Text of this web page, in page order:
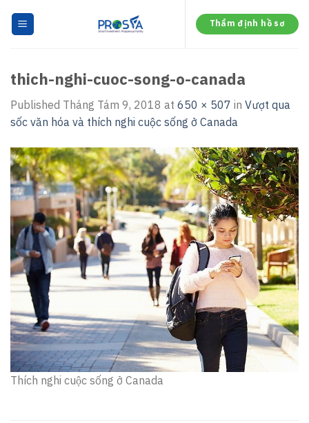
Thẩm định hồ sơ
thich-nghi-cuoc-song-o-canada
Published Tháng Tám 9, 2018 at 650 × 507 in Vượt qua
sốc văn hóa và thích nghi cuộc sống ở Canada
Thích nghi cuộc sống ở Canada